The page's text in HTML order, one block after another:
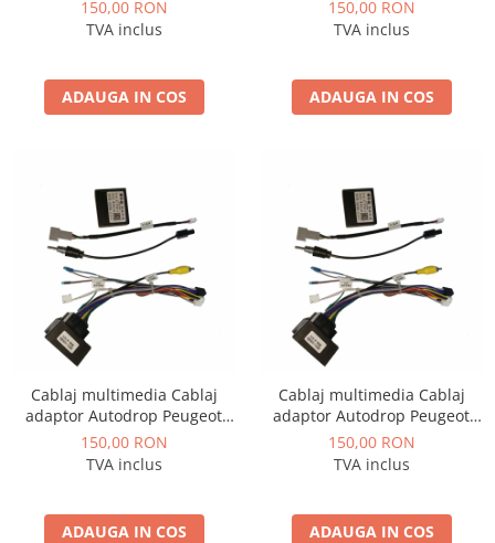
Navigații multimedia Android
150,00 RON
TVA inclus
ADAUGA IN COS
Navigații multimedia Android
150,00 RON
TVA inclus
ADAUGA IN COS
Cablaj multimedia Cablaj
adaptor Autodrop Peugeot
308 (2008-2013) pentru
Navigații multimedia Android
150,00 RON
TVA inclus
ADAUGA IN COS
Cablaj multimedia Cablaj
adaptor Autodrop Peugeot
307 (2001-2008) pentru
Navigații multimedia Android
150,00 RON
TVA inclus
ADAUGA IN COS